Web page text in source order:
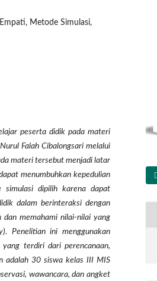
Metode Simulasi,
peserta didik pada materi
Falah Cibalongsari melalui
materi tersebut menjadi latar
menumbuhkan kepedulian
dipilih karena dapat
dalam berinteraksi dengan
memahami nilai-nilai yang
Penelitian ini menggunakan
terdiri dari perencanaan,
adalah 30 siswa kelas III MIS
wawancara, dan angket